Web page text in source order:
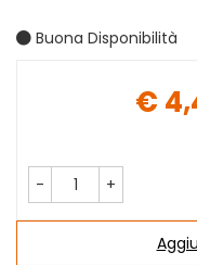
Buona Disponibilità
€
- +